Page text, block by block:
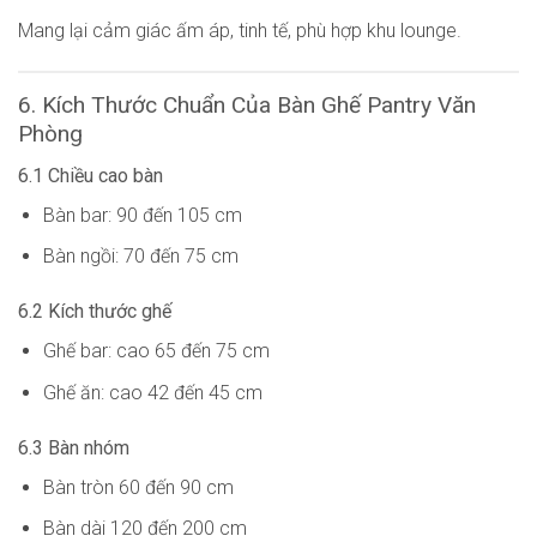
Mang lại cảm giác ấm áp, tinh tế, phù hợp khu lounge.
6. Kích Thước Chuẩn Của Bàn Ghế Pantry Văn
Phòng
6.1 Chiều cao bàn
Bàn bar: 90 đến 105 cm
Bàn ngồi: 70 đến 75 cm
6.2 Kích thước ghế
Ghế bar: cao 65 đến 75 cm
Ghế ăn: cao 42 đến 45 cm
6.3 Bàn nhóm
Bàn tròn 60 đến 90 cm
Bàn dài 120 đến 200 cm